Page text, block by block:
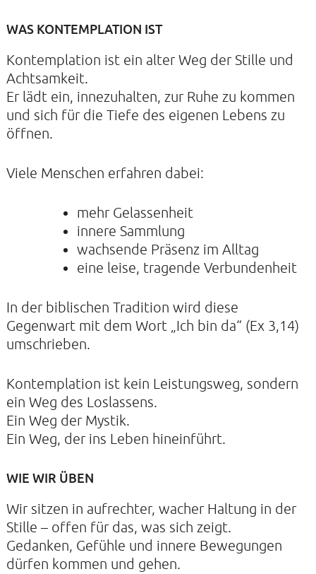
KONTAKTE
SO KOMMEN SIE ZU UNS
UNSER PROFIL
FILM ZUR KIRCHE DER STILLE
FÖRDERVEREIN
NEWSLETTER
IMPRESSUM
Helenenstraße 14A
22765 Hamburg
Tel: 040-21088468
WAS KONTEMPLATION IST
Kontemplation ist ein alter Weg der Stille und
Achtsamkeit.
Er lädt ein, innezuhalten, zur Ruhe zu kommen
und sich für die Tiefe des eigenen Lebens zu
öffnen.
Viele Menschen erfahren dabei:
mehr Gelassenheit
innere Sammlung
wachsende Präsenz im Alltag
eine leise, tragende Verbundenheit
In der biblischen Tradition wird diese
Gegenwart mit dem Wort „Ich bin da“ (Ex 3,14)
umschrieben.
Kontemplation ist kein Leistungsweg, sondern
ein Weg des Loslassens.
Ein Weg der Mystik.
Ein Weg, der ins Leben hineinführt.
WIE WIR ÜBEN
Wir sitzen in aufrechter, wacher Haltung in der
Stille – offen für das, was sich zeigt.
Gedanken, Gefühle und innere Bewegungen
dürfen kommen und gehen.